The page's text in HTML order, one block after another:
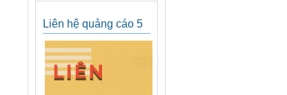
Liên hệ quảng cáo 5